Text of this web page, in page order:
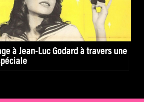
à Jean-Luc Godard à travers une